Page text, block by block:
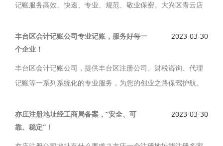
记账服务高效、快速、专业、规范、敬业保密。大兴区青云店
企业免税、抵税、退税服务，财务人员均为从事财会岗位工作
多年的专职会计人员。
丰台区会计记账公司专业记账，服务好每一
个企业！
2023-03-30
丰台区会计记账公司，提供丰台区注册公司、财税咨询、代理
记账等一系列系统化的专业服务，为您的创业之路保驾护航。
记账，服务好每一个企业。
亦庄注册地址经工商局备案，“安全、可
靠、稳定”！
2023-03-30